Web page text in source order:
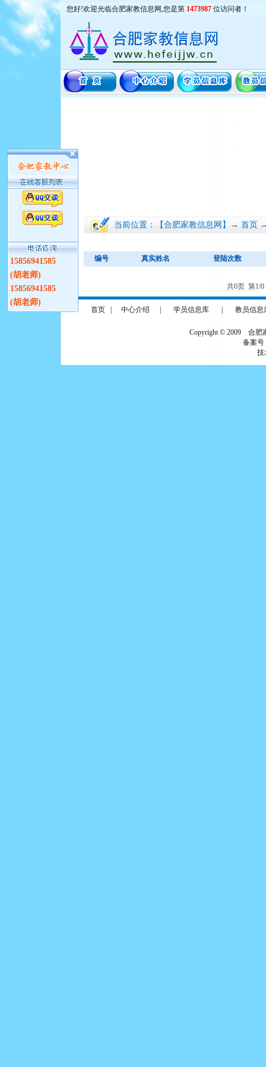
您好!欢迎光临合肥家教信息网,您是第 1473987 位访问者！
当前位置：【合肥家教信息网】→ 首页
编号 真实姓名 登陆次数
共0页 第1/
首页 中心介绍 学员信息库 教员信息
Copyright © 2009 合肥
备案号
技
15856941585
(胡老师)
15856941585
(胡老师)